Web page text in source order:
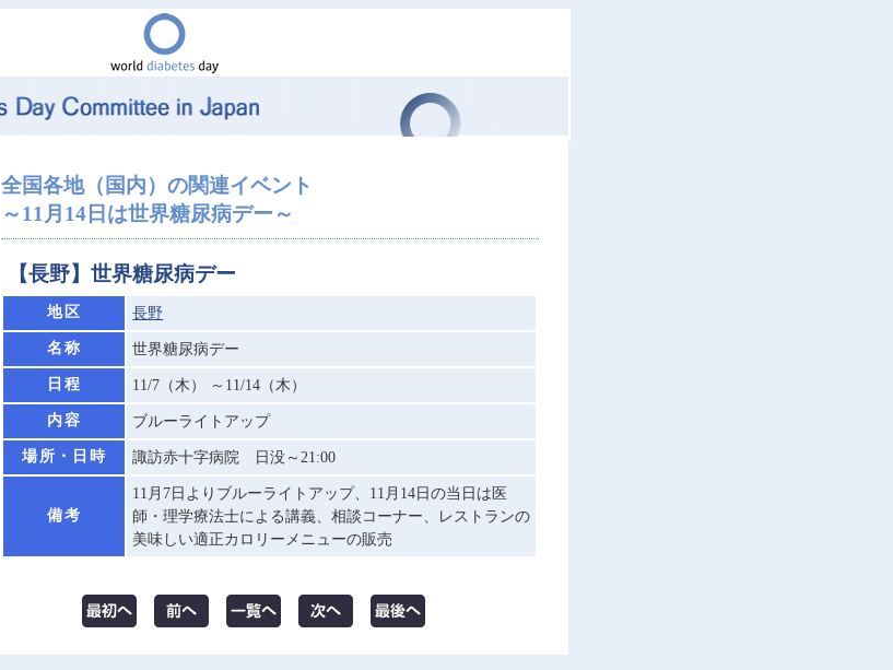
全国各地（国内）の関連イベント
～11月14日は世界糖尿病デー～
【長野】世界糖尿病デー
地区 長野
名称 世界糖尿病デー
日程 11/7（木） ～11/14（木）
内容 ブルーライトアップ
場所・日時 諏訪赤十字病院 日没～21:00
備考
11月7日よりブルーライトアップ、11月14日の当日は医
師・理学療法士による講義、相談コーナー、レストランの
美味しい適正カロリーメニューの販売